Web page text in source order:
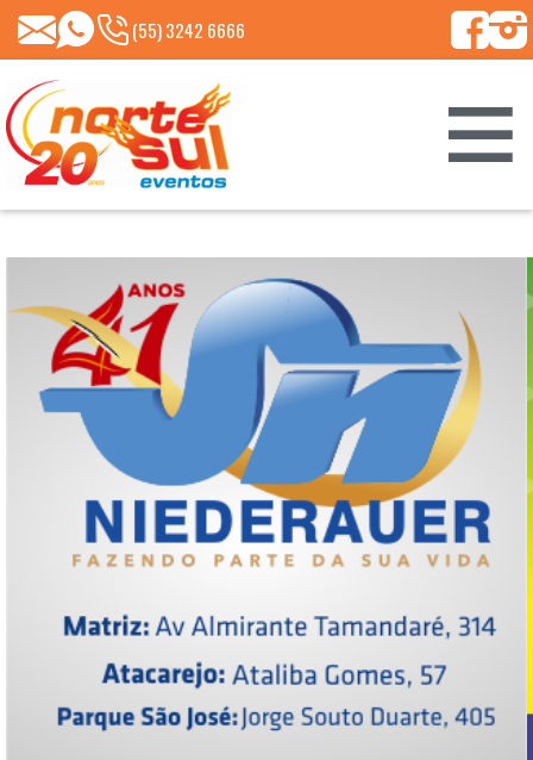
NORTESUL@NORTESULEVENTOS.COM.BR
99661-
8213
(55) 3242 6666